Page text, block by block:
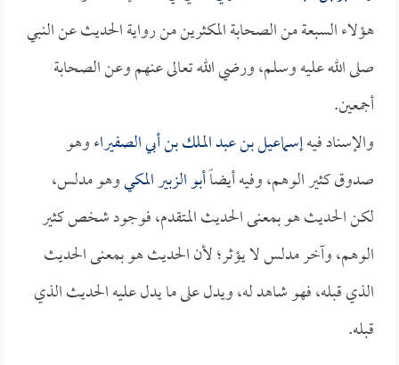
هؤلاء السبعة من الصحابة المكثرين من رواية الحديث عن النبي
صلى الله عليه وسلم، ورضي الله تعالى عنهم وعن الصحابة
أجمعين.
والإسناد فيهإسماعيل بن عبد الملك بن أبي الصفيراءوهو
صدوق كثير الوهم، وفيه أيضاًأبو الزبير المكيوهو مدلس،
لكن الحديث هو بمعنى الحديث المتقدم، فوجود شخص كثير
الوهم، وآخر مدلس لا يؤثر؛ لأن الحديث هو بمعنى الحديث
الذي قبله، فهو شاهد له، ويدل على ما يدل عليه الحديث الذي
قبله.